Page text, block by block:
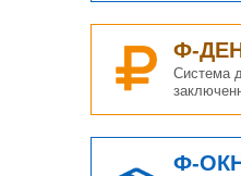
Ф-
Система
Ф-